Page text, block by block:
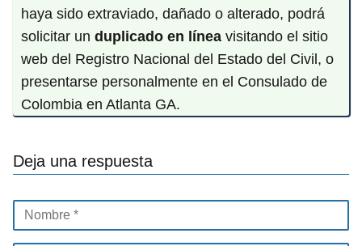
haya sido extraviado, dañado o alterado, podrá
solicitar un duplicado en línea visitando el sitio
web del Registro Nacional del Estado del Civil, o
presentarse personalmente en el Consulado de
Colombia en Atlanta GA.
Deja una respuesta